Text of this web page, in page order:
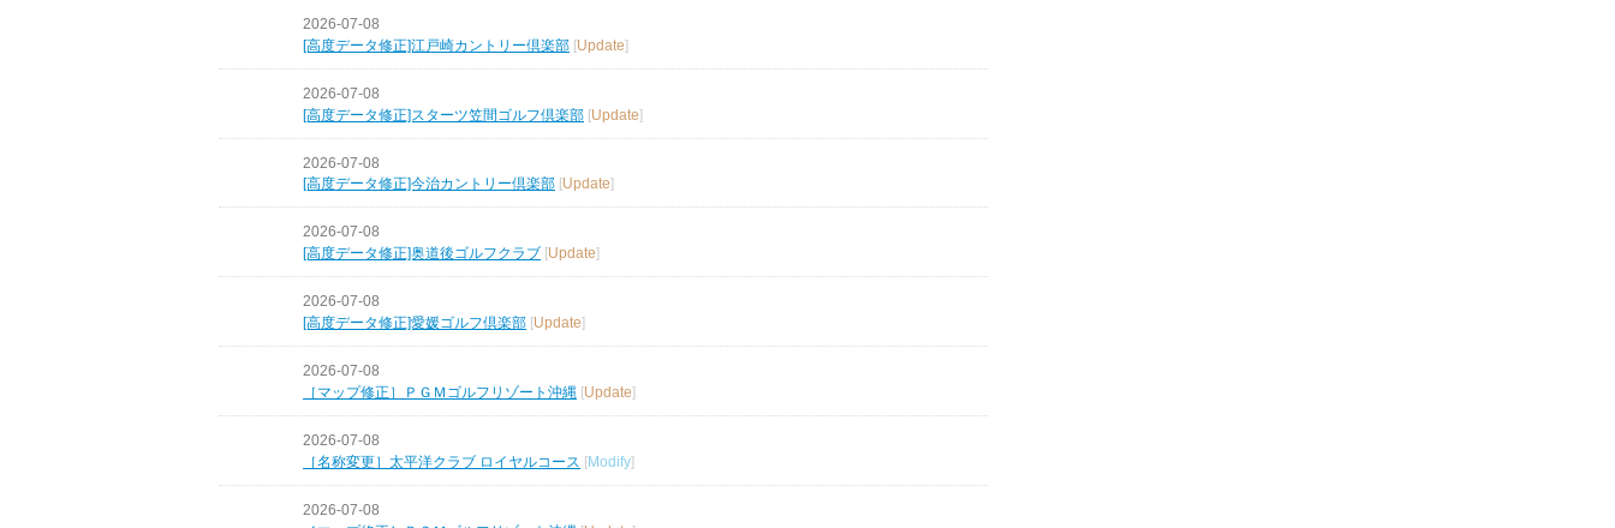
2026-07-08
[高度データ修正]江戸崎カントリー倶楽部 [Update]
2026-07-08
[高度データ修正]スターツ笠間ゴルフ倶楽部 [Update]
2026-07-08
[高度データ修正]今治カントリー倶楽部 [Update]
2026-07-08
[高度データ修正]奥道後ゴルフクラブ [Update]
2026-07-08
[高度データ修正]愛媛ゴルフ倶楽部 [Update]
2026-07-08
［マップ修正］ＰＧＭゴルフリゾート沖縄 [Update]
2026-07-08
［名称変更］太平洋クラブ ロイヤルコース [Modify]
2026-07-08